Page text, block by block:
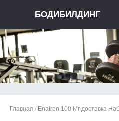
БОДИБИЛДИНГ
Главная / Enatren 100 Мг доставка